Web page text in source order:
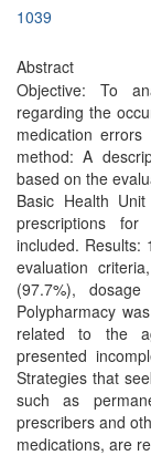
1039
Abstract
Objective: To
regarding the
medication
method: A
based on the
Basic Health
prescriptions for
included. Results:
evaluation
(97.7%),
Polypharmacy
related to the
presented
Strategies that
such as
prescribers and
medications, are